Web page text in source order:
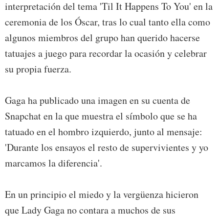
interpretación del tema 'Til It Happens To You' en la
ceremonia de los Óscar, tras lo cual tanto ella como
algunos miembros del grupo han querido hacerse
tatuajes a juego para recordar la ocasión y celebrar
su propia fuerza.
Gaga ha publicado una imagen en su cuenta de
Snapchat en la que muestra el símbolo que se ha
tatuado en el hombro izquierdo, junto al mensaje:
'Durante los ensayos el resto de supervivientes y yo
marcamos la diferencia'.
En un principio el miedo y la vergüenza hicieron
que Lady Gaga no contara a muchos de sus